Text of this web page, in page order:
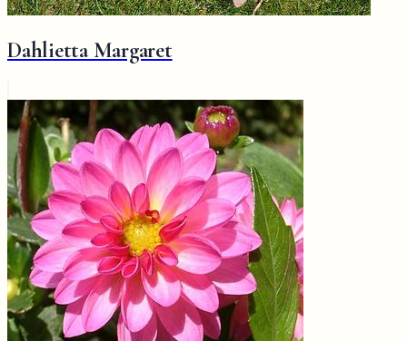
Dahlietta Margaret